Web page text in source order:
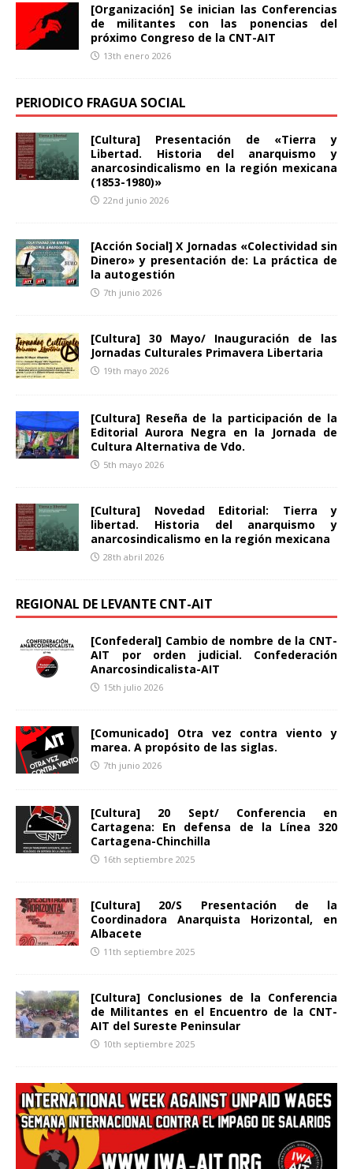
[Organización] Se inician las Conferencias
de militantes con las ponencias del
próximo Congreso de la CNT-AIT
13th enero 2026
PERIODICO FRAGUA SOCIAL
[Cultura] Presentación de «Tierra y
Libertad. Historia del anarquismo y
anarcosindicalismo en la región mexicana
(1853-1980)»
22nd junio 2026
[Acción Social] X Jornadas «Colectividad sin
Dinero» y presentación de: La práctica de
la autogestión
7th junio 2026
[Cultura] 30 Mayo/ Inauguración de las
Jornadas Culturales Primavera Libertaria
19th mayo 2026
[Cultura] Reseña de la participación de la
Editorial Aurora Negra en la Jornada de
Cultura Alternativa de Vdo.
5th mayo 2026
[Cultura] Novedad Editorial: Tierra y
libertad. Historia del anarquismo y
anarcosindicalismo en la región mexicana
28th abril 2026
REGIONAL DE LEVANTE CNT-AIT
[Confederal] Cambio de nombre de la CNT-
AIT por orden judicial. Confederación
Anarcosindicalista-AIT
15th julio 2026
[Comunicado] Otra vez contra viento y
marea. A propósito de las siglas.
7th junio 2026
[Cultura] 20 Sept/ Conferencia en
Cartagena: En defensa de la Línea 320
Cartagena-Chinchilla
16th septiembre 2025
[Cultura] 20/S Presentación de la
Coordinadora Anarquista Horizontal, en
Albacete
11th septiembre 2025
[Cultura] Conclusiones de la Conferencia
de Militantes en el Encuentro de la CNT-
AIT del Sureste Peninsular
10th septiembre 2025